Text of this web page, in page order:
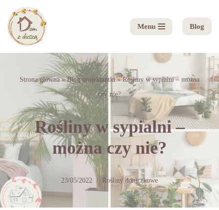
Przejdź
do
Menu Blog
Strona główna»Blog projektantki»Rośliny w sypialni – można
czy nie?
Rośliny w sypialni –
można czy nie?
23/05/2022 Rośliny doniczkowe